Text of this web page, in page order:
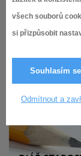
všech souborů
si přizpůsobit
Souhlasím
Odmítnout a
10.1.2019